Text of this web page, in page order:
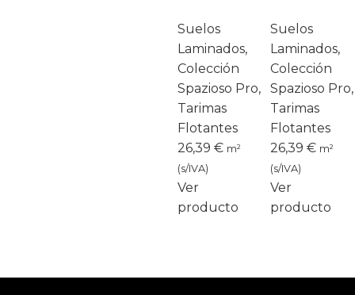
Suelos
Laminados,
Colección
Spazioso Pro,
Tarimas
Flotantes
26,39 € m²
(s/IVA)
Ver
producto
Suelos
Laminados,
Colección
Spazioso Pro,
Tarimas
Flotantes
26,39 € m²
(s/IVA)
Ver
producto